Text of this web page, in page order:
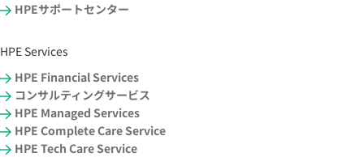
HPEサポートセンター
HPE Services
HPE Financial Services
コンサルティングサービス
HPE Managed Services
HPE Complete Care Service
HPE Tech Care Service